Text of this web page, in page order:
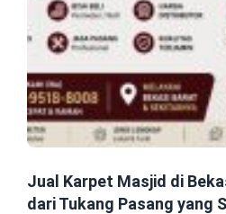
Jual Karpet Masjid di
dari Tukang Pasang yang